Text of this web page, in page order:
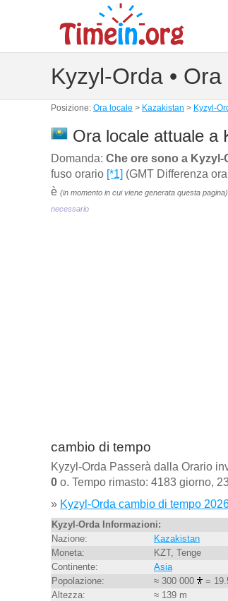
Kyzyl-Orda •
Posizione: Ora locale > Kazakistan > Kyzyl-
Ora locale attuale a
Domanda: Che ore sono a Kyzyl-
fuso orario [*1] (GMT Differenza
è (in momento in cui viene generata questa pagina)
necessario
cambio di tempo
Kyzyl-Orda Passerà dalla Orario
0 o. Tempo rimasto: 4183 giorno,
» Kyzyl-Orda cambio di tempo
Kyzyl-Orda Informazioni:
Nazione:
Kazakistan
Moneta:
KZT, Tenge
Continente:
Asia
Popolazione:
≈ 300 000
=
Altezza:
≈ 139 m